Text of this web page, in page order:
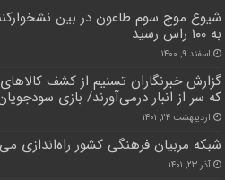
شیوع موج سوم طاعون در بین
به ۱۰۰ راس رسید
اسفند ۹, ۱۴۰۰
گزارش خبرنگاران تسنیم از کشف
که سر از انبار ‌درمی‌آور‌ند/ بازی
اردیبهشت ۲۴, ۱۴۰۱
شبکه مربیان فرهنگی کشور راه‌اندازی
آذر ۲۳, ۱۴۰۱